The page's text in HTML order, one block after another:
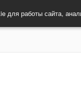
работы сайта,